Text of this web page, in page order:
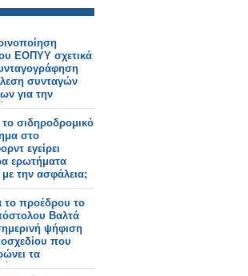
ΕΟΠΥΥ σχετικά
συνταγών
για την
των
πολιτών
σιδηροδρομικό
στο
εγείρει
ερωτήματα
με την ασφάλεια;
το προέδρου το
Βαλτά
ψήφιση
που
τα
μας